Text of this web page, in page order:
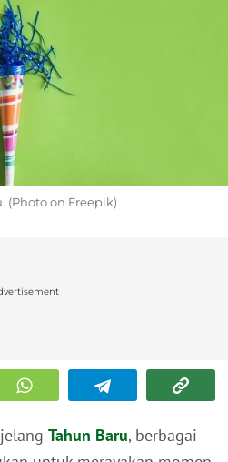
(Photo on Freepik)
Tahun Baru, berbagai